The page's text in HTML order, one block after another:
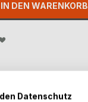
IN DEN WARENKORB
Datenschutz